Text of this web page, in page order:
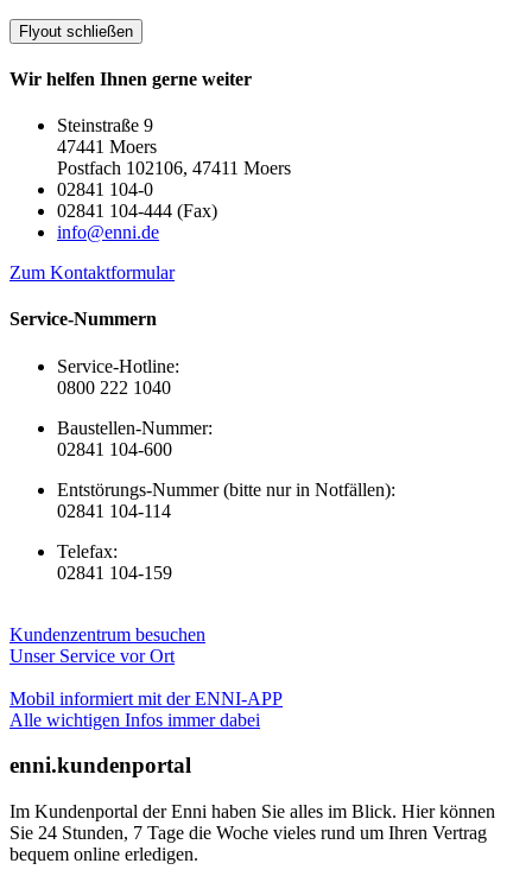
Flyout schließen
Wir helfen Ihnen gerne weiter
Steinstraße 9
47441 Moers
Postfach 102106, 47411 Moers
02841 104-0
02841 104-444 (Fax)
info@enni.de
Zum Kontaktformular
Service-Nummern
Service-Hotline:
0800 222 1040
Baustellen-Nummer:
02841 104-600
Entstörungs-Nummer (bitte nur in Notfällen):
02841 104-114
Telefax:
02841 104-159
Kundenzentrum besuchen
Unser Service vor Ort
Mobil informiert mit der ENNI-APP
Alle wichtigen Infos immer dabei
enni.kundenportal
Im Kundenportal der Enni haben Sie alles im Blick. Hier können
Sie 24 Stunden, 7 Tage die Woche vieles rund um Ihren Vertrag
bequem online erledigen.